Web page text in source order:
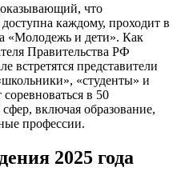
что
каждому, проходит в
«Молодежь и дети». Как
Правительства РФ
представители
«студенты» и
в 50
включая образование,
профессии.
2025 года